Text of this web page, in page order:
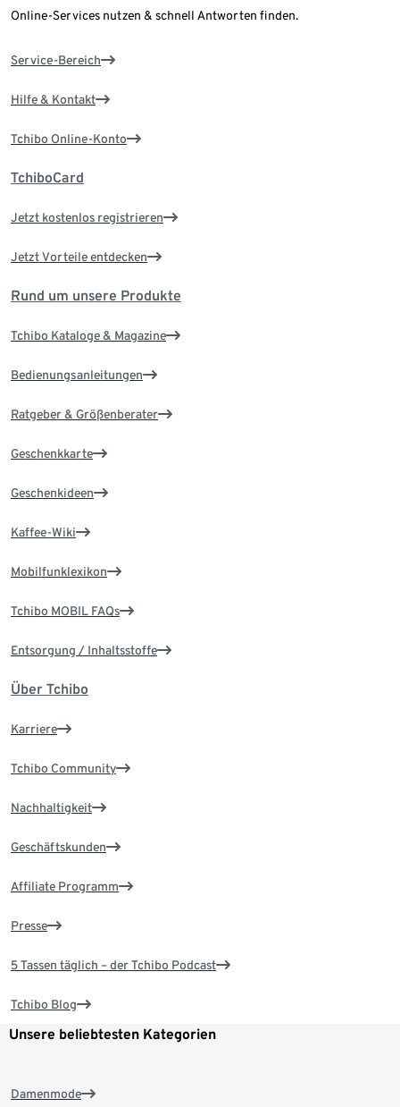
Online-Services nutzen & schnell Antworten finden.
Service-Bereich
Hilfe & Kontakt
Tchibo Online-Konto
TchiboCard
Jetzt kostenlos registrieren
Jetzt Vorteile entdecken
Rund um unsere Produkte
Tchibo Kataloge & Magazine
Bedienungsanleitungen
Ratgeber & Größenberater
Geschenkkarte
Geschenkideen
Kaffee-Wiki
Mobilfunklexikon
Tchibo MOBIL FAQs
Entsorgung / Inhaltsstoffe
Über Tchibo
Karriere
Tchibo Community
Nachhaltigkeit
Geschäftskunden
Affiliate Programm
Presse
5 Tassen täglich – der Tchibo Podcast
Tchibo Blog
Unsere beliebtesten Kategorien
Damenmode